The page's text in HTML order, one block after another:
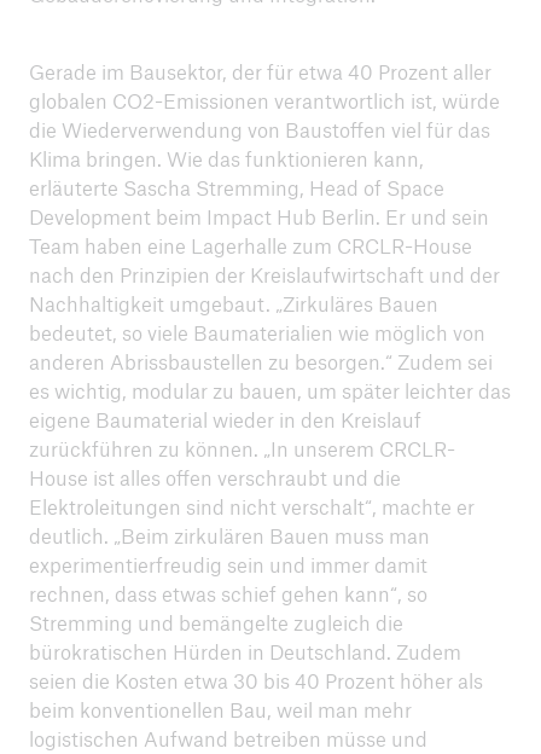
Gerade im Bausektor, der für etwa 40 Prozent aller
globalen CO2-Emissionen verantwortlich ist, würde
die Wiederverwendung von Baustoffen viel für das
Klima bringen. Wie das funktionieren kann,
erläuterte Sascha Stremming, Head of Space
Development beim Impact Hub Berlin. Er und sein
Team haben eine Lagerhalle zum CRCLR-House
nach den Prinzipien der Kreislaufwirtschaft und der
Nachhaltigkeit umgebaut. „Zirkuläres Bauen
bedeutet, so viele Baumaterialien wie möglich von
anderen Abrissbaustellen zu besorgen.“ Zudem sei
es wichtig, modular zu bauen, um später leichter das
eigene Baumaterial wieder in den Kreislauf
zurückführen zu können. „In unserem CRCLR-
House ist alles offen verschraubt und die
Elektroleitungen sind nicht verschalt“, machte er
deutlich. „Beim zirkulären Bauen muss man
experimentierfreudig sein und immer damit
rechnen, dass etwas schief gehen kann“, so
Stremming und bemängelte zugleich die
bürokratischen Hürden in Deutschland. Zudem
seien die Kosten etwa 30 bis 40 Prozent höher als
beim konventionellen Bau, weil man mehr
logistischen Aufwand betreiben müsse und